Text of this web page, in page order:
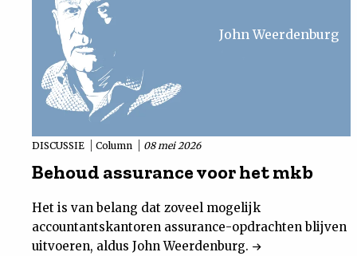
John Weerdenburg
DISCUSSIE Column 08 mei 2026
Behoud assurance voor het mkb
Het is van belang dat zoveel mogelijk
accountantskantoren assurance-opdrachten blijven
uitvoeren, aldus John Weerdenburg.